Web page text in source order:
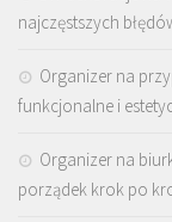
najczęstszych
Organizer na
funkcjonalne i
Organizer na
porządek krok po